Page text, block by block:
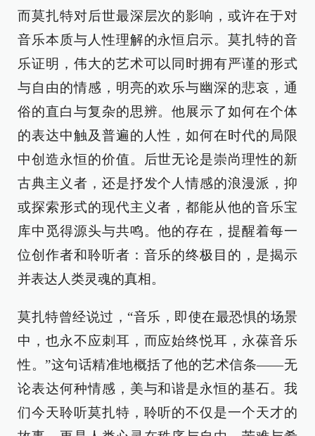
而莫扎特对后世最深层次的影响，或许在于对
音乐本质与人性理解的永恒启示。莫扎特的音
乐证明，伟大的艺术可以同时拥有严谨的形式
与自由的情感，明亮的欢乐与幽深的悲哀，通
俗的直白与复杂的思辨。他展示了如何在个体
的表达中触及普遍的人性，如何在时代的局限
中创造永恒的价值。后世无论是崇尚理性的新
古典主义者，还是抒发个人情感的浪漫派，抑
或探索形式的现代主义者，都能从他的音乐宝
库中觅得源头与共鸣。他的存在，提醒着每一
位创作者和聆听者：音乐的终极目的，是揭示
并表达人类灵魂的真相。
莫扎特曾经说过，“音乐，即使在最恐惧的场景
中，也永不应刺耳，而应始终悦耳，永葆音乐
性。”这句话精准地概括了他的艺术信条——无
论表达何种情感，美与和谐是永恒的基石。我
们今天聆听莫扎特，聆听的不仅是一个天才的